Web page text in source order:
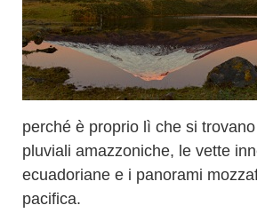
perché è proprio lì che si
pluviali amazzoniche, le vette
ecuadoriane e i panorami
pacifica.